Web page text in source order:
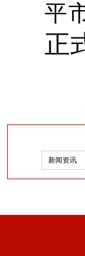
平
正
新闻资讯